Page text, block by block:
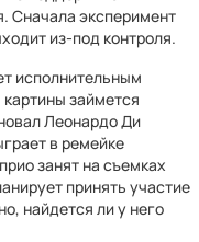
Сначала эксперимент
из-под контроля.
исполнительным
займется
Леонардо Ди
в ремейке
занят на съемках
принять участие
найдется ли у него